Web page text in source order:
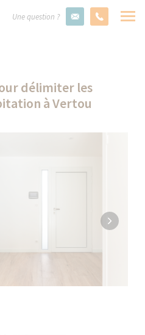
Une question ?
délimiter les
à Vertou